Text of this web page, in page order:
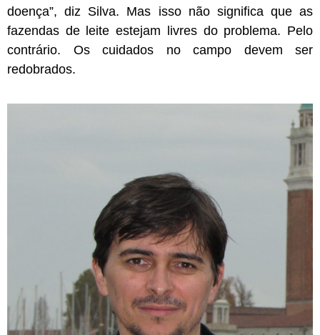
doença”, diz Silva. Mas isso não significa que as
fazendas de leite estejam livres do problema. Pelo
contrário. Os cuidados no campo devem ser
redobrados.